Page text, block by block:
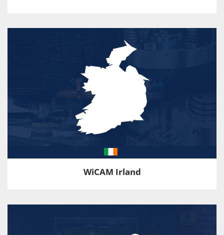
WiCAM Irland